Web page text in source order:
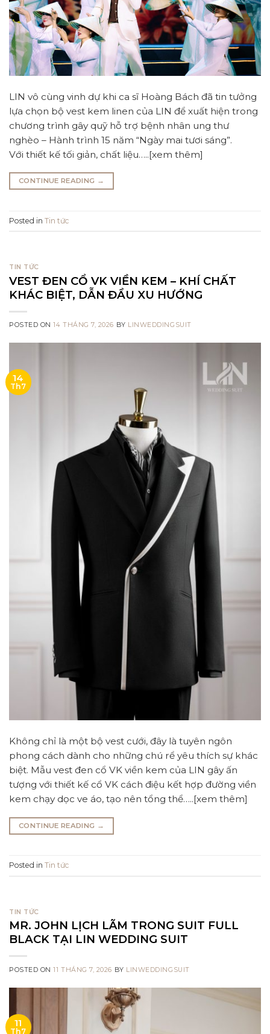
LIN vô cùng vinh dự khi ca sĩ Hoàng Bách đã tin tưởng
lựa chọn bộ vest kem linen của LIN để xuất hiện trong
chương trình gây quỹ hỗ trợ bệnh nhân ung thư
nghèo – Hành trình 15 năm “Ngày mai tươi sáng”.
Với thiết kế tối giản, chất liệu…..[xem thêm]
CONTINUE READING →
Posted in Tin tức
TIN TỨC
VEST ĐEN CỔ VK VIỀN KEM – KHÍ CHẤT
KHÁC BIỆT, DẪN ĐẦU XU HƯỚNG
POSTED ON14 THÁNG 7, 2026 BY LINWEDDINGSUIT
14
Th7
Không chỉ là một bộ vest cưới, đây là tuyên ngôn
phong cách dành cho những chú rể yêu thích sự khác
biệt. Mẫu vest đen cổ VK viền kem của LIN gây ấn
tượng với thiết kế cổ VK cách điệu kết hợp đường viền
kem chạy dọc ve áo, tạo nên tổng thể…..[xem thêm]
CONTINUE READING →
Posted in Tin tức
TIN TỨC
MR. JOHN LỊCH LÃM TRONG SUIT FULL
BLACK TẠI LIN WEDDING SUIT
POSTED ON11 THÁNG 7, 2026 BY LINWEDDINGSUIT
11
Th7